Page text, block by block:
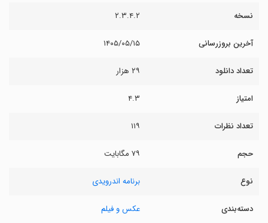
نسخه ۲.۳.۴.۲
آخرین بروزرسانی ۱۴۰۵/۰۵/۱۵
تعداد دانلود ۲۹ هزار
امتیاز ۴.۳
تعداد نظرات ۱۱۹
حجم ۷۹ مگابایت
نوع برنامه اندرویدی
دسته‌بندی عکس و فیلم